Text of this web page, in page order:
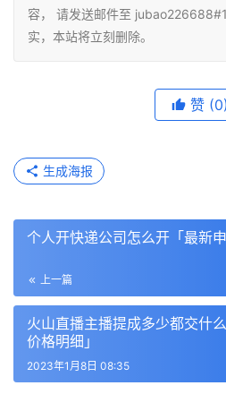
容， 请发送邮件至
实，本站将立刻删除。
赞 (0)
生成海报
个人开快递公司怎么开「最新
上一篇
火山直播主播提成多少都交什
价格明细」
2023年1月8日 08:35